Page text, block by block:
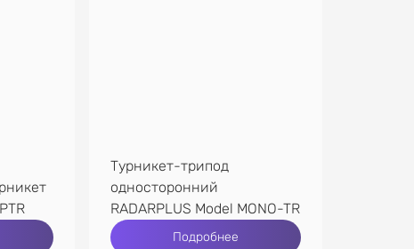
Турникет-трипод
односторонний
RADARPLUS Model MONO-TR
Подробнее